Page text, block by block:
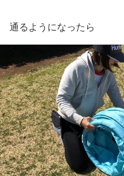
通るようになったら